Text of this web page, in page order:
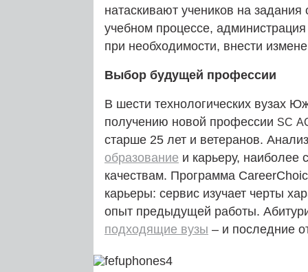
натаскивают учеников на
учебном процессе,
при необходимости, внести
Выбор будущей профессии
В шести технологических вузах
получению новой профессии SC
старше 25 лет и ветеранов.
образование и карьеру, наиболее
качествам. Программа
карьеры: сервис изучает черты
опыт предыдущей работы.
подходящие вузы – и последние